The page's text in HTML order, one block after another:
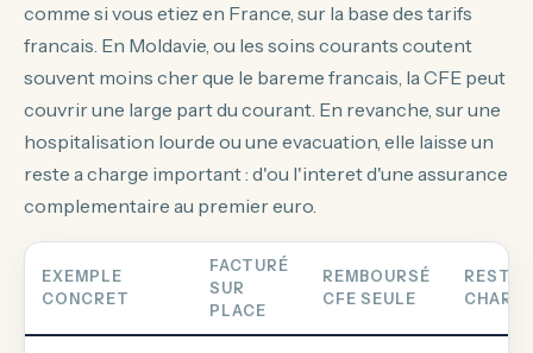
comme si vous etiez en France, sur la base des tarifs
francais. En Moldavie, ou les soins courants coutent
souvent moins cher que le bareme francais, la CFE peut
couvrir une large part du courant. En revanche, sur une
hospitalisation lourde ou une evacuation, elle laisse un
reste a charge important : d'ou l'interet d'une assurance
complementaire au premier euro.
EXEMPLE
CONCRET
FACTURÉ
SUR
PLACE
REMBOURSÉ
CFE SEULE
RESTE